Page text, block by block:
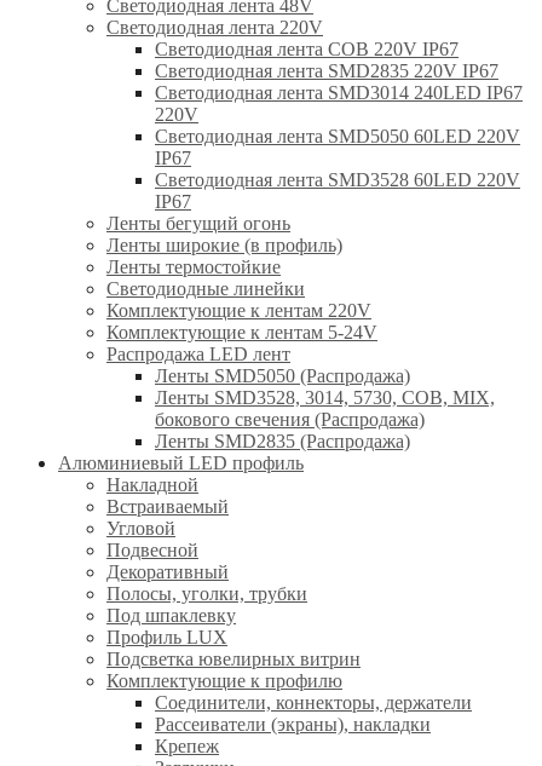
Светодиодная лента 48V
Светодиодная лента 220V
Светодиодная лента COB 220V IP67
Светодиодная лента SMD2835 220V IP67
Светодиодная лента SMD3014 240LED IP67
220V
Светодиодная лента SMD5050 60LED 220V
IP67
Светодиодная лента SMD3528 60LED 220V
IP67
Ленты бегущий огонь
Ленты широкие (в профиль)
Ленты термостойкие
Светодиодные линейки
Комплектующие к лентам 220V
Комплектующие к лентам 5-24V
Распродажа LED лент
Ленты SMD5050 (Распродажа)
Ленты SMD3528, 3014, 5730, COB, MIX,
бокового свечения (Распродажа)
Ленты SMD2835 (Распродажа)
Алюминиевый LED профиль
Накладной
Встраиваемый
Угловой
Подвесной
Декоративный
Полосы, уголки, трубки
Под шпаклевку
Профиль LUX
Подсветка ювелирных витрин
Комплектующие к профилю
Соединители, коннекторы, держатели
Рассеиватели (экраны), накладки
Крепеж